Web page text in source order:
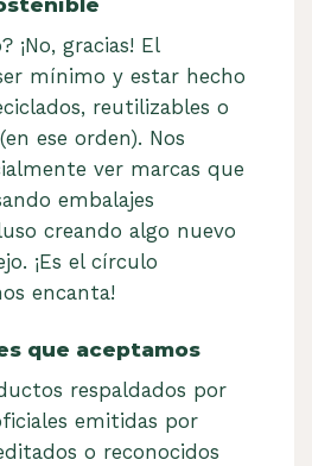
¡No, gracias! El
mínimo y estar hecho
reutilizables o
ese orden). Nos
ver marcas que
embalajes
creando algo nuevo
¡Es el círculo
encanta!
que aceptamos
respaldados por
emitidas por
o reconocidos